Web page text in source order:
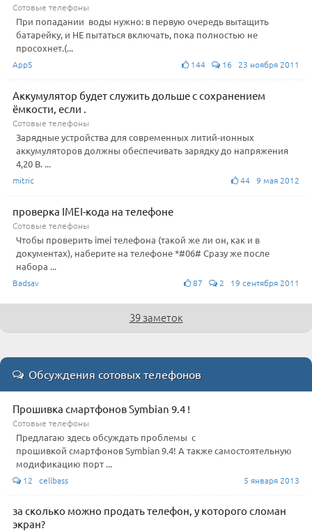
Сотовые телефоны
При попадании воды нужно: в первую очередь вытащить
батарейку, и НЕ пытаться включать, пока полностью не
просохнет.(...
AppS 144 16 23 ноября 2011
Аккумулятор будет служить дольше c сохранением
ёмкости, если .
Сотовые телефоны
Зарядные устройства для современных литий-ионных
аккумуляторов должны обеспечивать зарядку до напряжения
4,20 В. ...
mitric 44 9 мая 2012
проверка IMEI-кода на телефоне
Сотовые телефоны
Чтобы проверить imei телефона (такой же ли он, как и в
документах), наберите на телефоне *#06# Сразу же после
набора ...
Badsav 87 2 19 сентября 2011
39 заметок
Обсуждения сотовых телефонов
Прошивка смартфонов Symbian 9.4 !
Сотовые телефоны
Предлагаю здесь обсуждать проблемы с
прошивкой смартфонов Symbian 9.4! А также самостоятельную
модификацию порт ...
12 cellbass 5 января 2013
за сколько можно продать телефон, у которого сломан
экран?